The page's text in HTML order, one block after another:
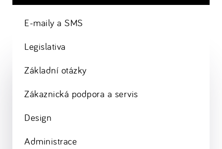
E-maily a SMS
Legislativa
Základní otázky
Zákaznická podpora a servis
Design
Administrace